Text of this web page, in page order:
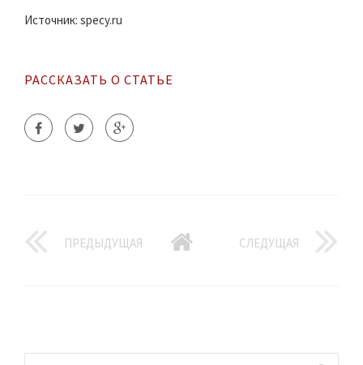
Источник: specy.ru
РАССКАЗАТЬ О СТАТЬЕ
ПРЕДЫДУЩАЯ СЛЕДУЩАЯ